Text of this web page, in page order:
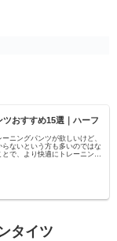
おすすめ15選｜ハーフ
ニングパンツが欲しいけど、
ないという方も多いのではな
で、より快適にトレーニング
タイツ